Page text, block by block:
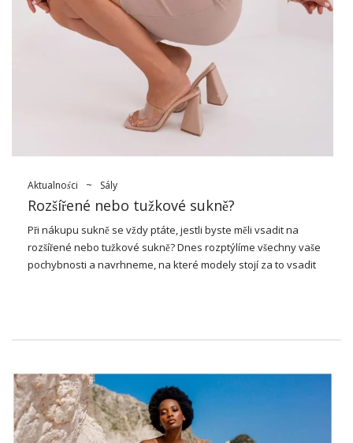
Aktualności ~ Sály
Rozšířené nebo tužkové sukně?
Při nákupu sukně se vždy ptáte, jestli byste měli vsadit na
rozšířené nebo tužkové sukně? Dnes rozptýlíme všechny vaše
pochybnosti a navrhneme, na které modely stojí za to vsadit
Před zakoupením rozšířeného modelu přemýšlejte o délce –
suknědobré? Na jedné straně pro ženy, které chtějí skrýt
masivní stehna, široké boky nebo kulaté dno – pak byste měli
zvolit midi nebo maxi modely, nikdy mini. Na druhou stranu je
to ideální příležitost „vytvořit“ tvar ženské postavy v případě